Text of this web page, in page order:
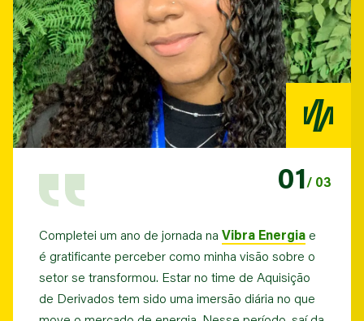
01/ 03
Completei um ano de jornada na Vibra Energia e
é gratificante perceber como minha visão sobre o
setor se transformou. Estar no time de Aquisição
de Derivados tem sido uma imersão diária no que